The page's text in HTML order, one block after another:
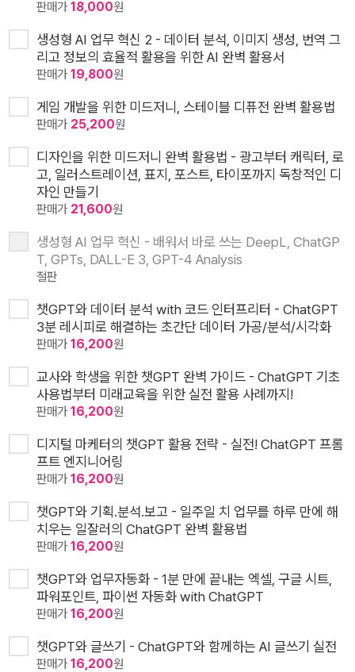
판매가18,000원
생성형 AI 업무 혁신 2 - 데이터 분석, 이미지 생성, 번역 그
리고 정보의 효율적 활용을 위한 AI 완벽 활용서
판매가19,800원
게임 개발을 위한 미드저니, 스테이블 디퓨전 완벽 활용법
판매가 25,200원
디자인을 위한 미드저니 완벽 활용법 - 광고부터 캐릭터, 로
고, 일러스트레이션, 표지, 포스트, 타이포까지 독창적인 디
자인 만들기
판매가 21,600원
생성형 AI 업무 혁신 - 배워서 바로 쓰는 DeepL, ChatGP
T, GPTs, DALL-E 3, GPT-4 Analysis
절판
챗GPT와 데이터 분석 with 코드 인터프리터 - ChatGPT
3분 레시피로 해결하는 초간단 데이터 가공/분석/시각화
판매가16,200원
교사와 학생을 위한 챗GPT 완벽 가이드 - ChatGPT 기초
사용법부터 미래교육을 위한 실전 활용 사례까지!
판매가16,200원
디지털 마케터의 챗GPT 활용 전략 - 실전! ChatGPT 프롬
프트 엔지니어링
판매가16,200원
챗GPT와 기획.분석.보고 - 일주일 치 업무를 하루 만에 해
치우는 일잘러의 ChatGPT 완벽 활용법
판매가16,200원
챗GPT와 업무자동화 - 1분 만에 끝내는 엑셀, 구글 시트,
파워포인트, 파이썬 자동화 with ChatGPT
판매가16,200원
챗GPT와 글쓰기 - ChatGPT와 함께하는 AI 글쓰기 실전
판매가16,200원